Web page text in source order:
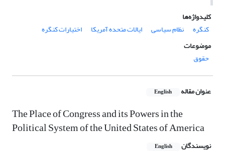
کلیدواژه‌ها
کنگره
نظام سیاسی ایالات متحده آمریکا
اختیارات کنگره
موضوعات
حقوق
عنوان مقاله English
The Place of Congress and its Powers in the
Political System of the United States of America
نویسندگان English